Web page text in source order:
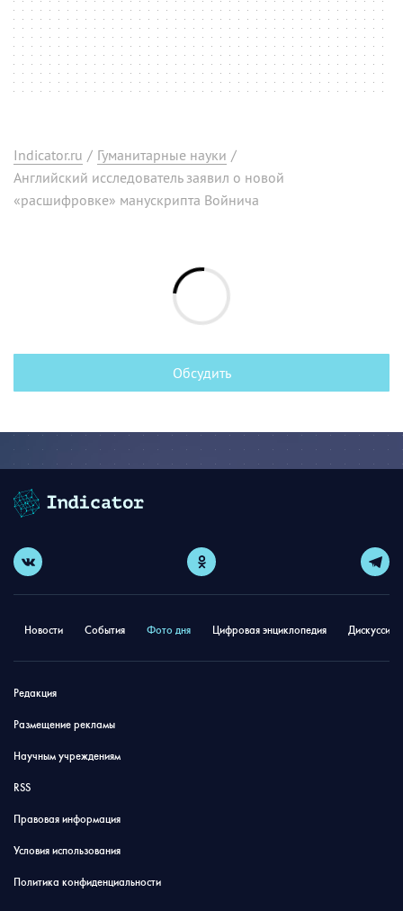
Indicator.ru / Гуманитарные науки /
Английский исследователь заявил о новой
«расшифровке» манускрипта Войнича
Обсудить
Новости События Фото дня Цифровая энциклопедия
Редакция
Размещение рекламы
Научным учреждениям
RSS
Правовая информация
Условия использования
Политика конфиденциальности